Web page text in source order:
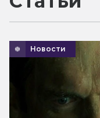
Новости